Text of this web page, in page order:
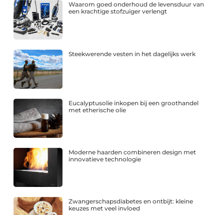
Waarom goed onderhoud de levensduur van
een krachtige stofzuiger verlengt
Steekwerende vesten in het dagelijks werk
Eucalyptusolie inkopen bij een groothandel
met etherische olie
Moderne haarden combineren design met
innovatieve technologie
Zwangerschapsdiabetes en ontbijt: kleine
keuzes met veel invloed